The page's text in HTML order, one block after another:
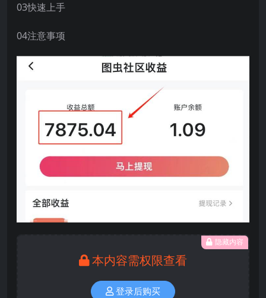
03快速上手
04注意事项
隐藏内容
本内容需权限查看
登录后购买